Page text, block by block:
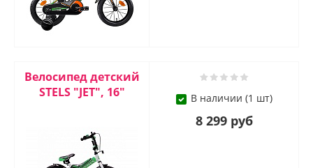
Велосипед детский
STELS "JET", 16"
В наличии (1 шт)
8 299 руб